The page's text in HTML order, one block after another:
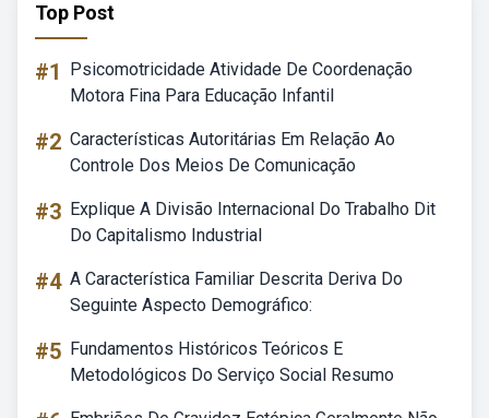
Top Post
#1
Psicomotricidade Atividade De Coordenação
Motora Fina Para Educação Infantil
#2 Características Autoritárias Em Relação Ao
Controle Dos Meios De Comunicação
#3 Explique A Divisão Internacional Do Trabalho Dit
Do Capitalismo Industrial
#4 A Característica Familiar Descrita Deriva Do
Seguinte Aspecto Demográfico:
#5 Fundamentos Históricos Teóricos E
Metodológicos Do Serviço Social Resumo